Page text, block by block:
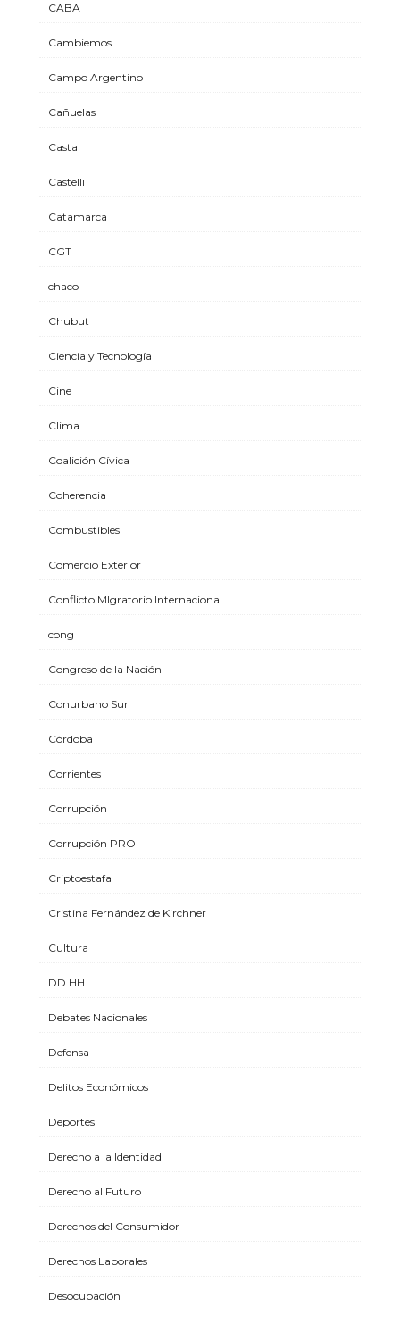
CABA
Cambiemos
Campo Argentino
Cañuelas
Casta
Castelli
Catamarca
CGT
chaco
Chubut
Ciencia y Tecnología
Cine
Clima
Coalición Cívica
Coherencia
Combustibles
Comercio Exterior
Conflicto MIgratorio Internacional
cong
Congreso de la Nación
Conurbano Sur
Córdoba
Corrientes
Corrupción
Corrupción PRO
Criptoestafa
Cristina Fernández de Kirchner
Cultura
DD HH
Debates Nacionales
Defensa
Delitos Económicos
Deportes
Derecho a la Identidad
Derecho al Futuro
Derechos del Consumidor
Derechos Laborales
Desocupación